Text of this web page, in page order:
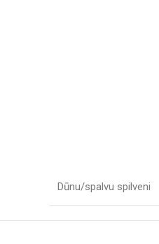
Dūnu/spalvu spilveni